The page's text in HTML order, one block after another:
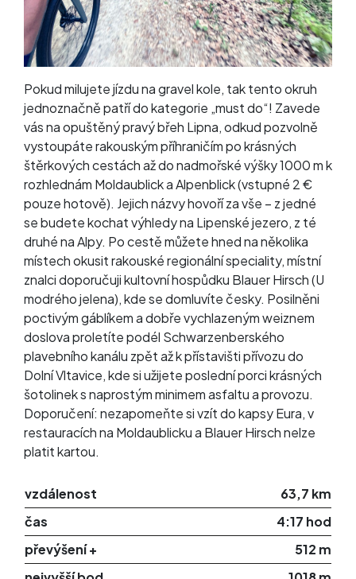
Pokud milujete jízdu na gravel kole, tak tento okruh
jednoznačně patří do kategorie „must do“! Zavede
vás na opuštěný pravý břeh Lipna, odkud pozvolně
vystoupáte rakouským příhraničím po krásných
štěrkových cestách až do nadmořské výšky 1000 m k
rozhlednám Moldaublick a Alpenblick (vstupné 2 €
pouze hotově). Jejich názvy hovoří za vše – z jedné
se budete kochat výhledy na Lipenské jezero, z té
druhé na Alpy. Po cestě můžete hned na několika
místech okusit rakouské regionální speciality, místní
znalci doporučuji kultovní hospůdku Blauer Hirsch (U
modrého jelena), kde se domluvíte česky. Posilněni
poctivým gáblíkem a dobře vychlazeným weiznem
doslova proletíte podél Schwarzenberského
plavebního kanálu zpět až k přístavišti přívozu do
Dolní Vltavice, kde si užijete poslední porci krásných
šotolinek s naprostým minimem asfaltu a provozu.
Doporučení: nezapomeňte si vzít do kapsy Eura, v
restauracích na Moldaublicku a Blauer Hirsch nelze
platit kartou.
vzdálenost
63,7 km
čas
4:17 hod
převýšení +
512 m